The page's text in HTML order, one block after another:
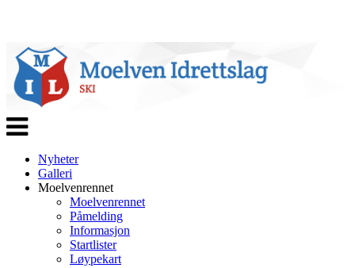
Veksle
navigasjon
Nyheter
Galleri
Moelvenrennet
Moelvenrennet
Påmelding
Informasjon
Startlister
Løypekart